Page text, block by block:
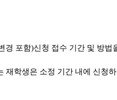
경 포함)신청 접수 기간 및 방법
재학생은 소정 기간 내에 신청